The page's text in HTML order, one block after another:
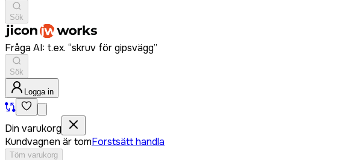
Sök
Fråga AI: t.ex. “skruv för gipsvägg”
Sök
Logga in
Din varukorg
Kundvagnen är tomForstsätt handla
Töm varukorg